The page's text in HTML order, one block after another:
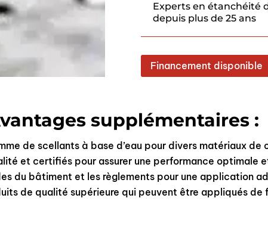
Experts en étanchéité
depuis plus de 25 ans
Financement disponible
supplémentaires :
de scellants à base d’eau pour divers matériaux
et certifiés pour assurer une performance optimale
du bâtiment et les règlements pour une application
de qualité supérieure qui peuvent être appliqués de